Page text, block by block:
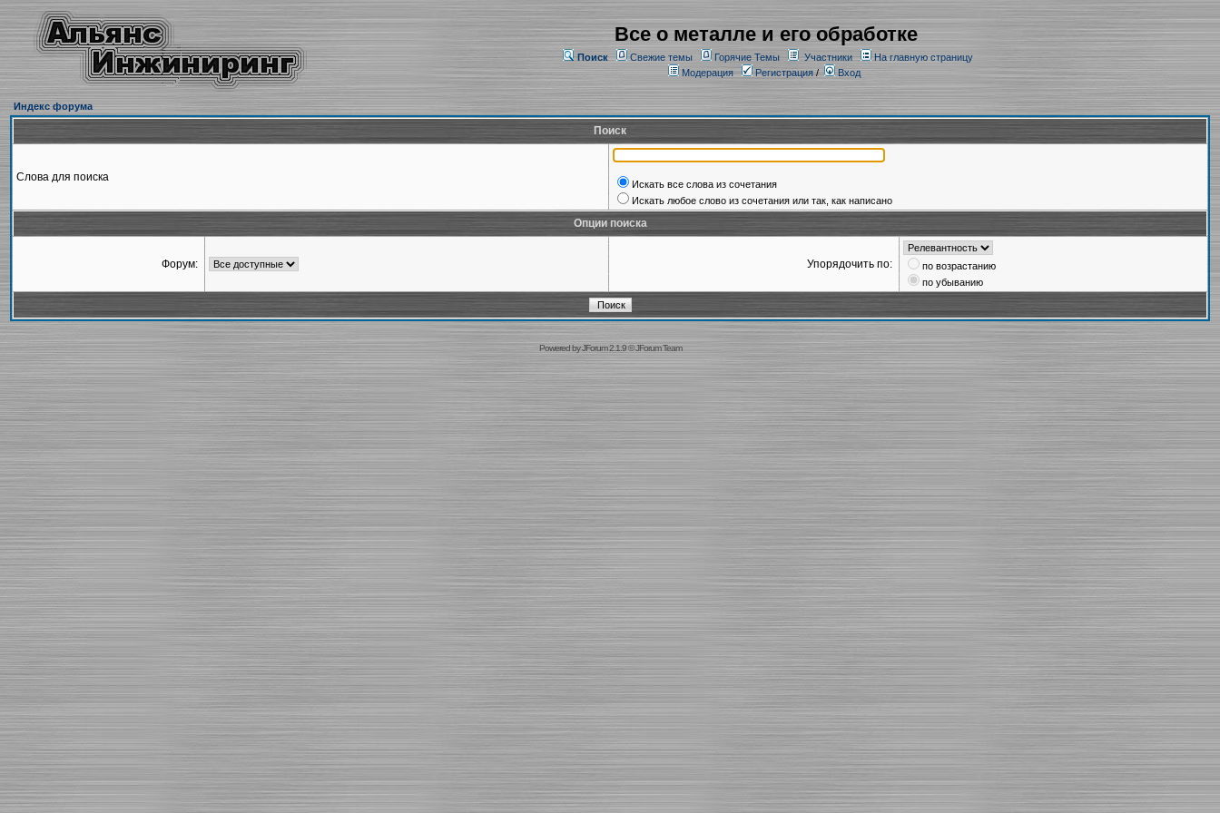
Все о металле и его обработке
Поиск Свежие темы Горячие Темы Участники
На главную страницу
Модерация
Регистрация/ Вход
Индекс форума
Поиск
Слова для поиска
Искать все слова из сочетания
Искать любое слово из сочетания или так, как написано
Опции поиска
Форум: Упорядочить по:
по возрастанию
по убыванию
Powered byJForum 2.1.9©JForum Team